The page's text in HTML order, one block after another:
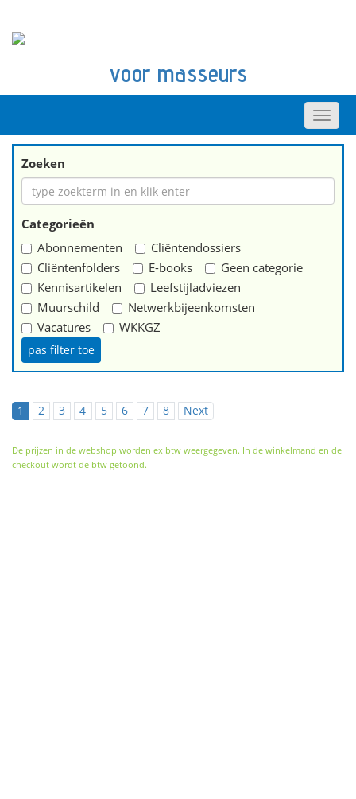
voor masseurs
Zoeken
Categorieën
Abonnementen
Cliëntendossiers
Cliëntenfolders
E-books
Geen categorie
Kennisartikelen
Leefstijladviezen
Muurschild
Netwerkbijeenkomsten
Vacatures
WKKGZ
1 2 3 4 5 6 7 8 Next
De prijzen in de webshop worden ex btw weergegeven. In de winkelmand en de
checkout wordt de btw getoond.